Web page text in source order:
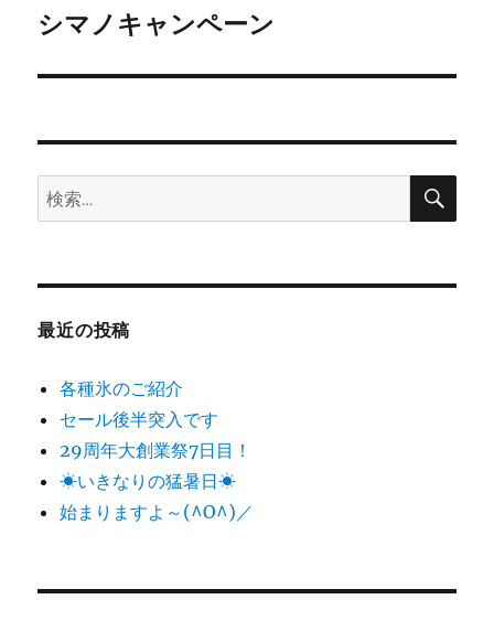
ゲ
ー
ン
次
投
シマノキャンペーン
検
索:
検
最近の投稿
各種氷のご紹介
セール後半突入です
29周年大創業祭7日目！
☀いきなりの猛暑日☀
始まりますよ～(^O^)／